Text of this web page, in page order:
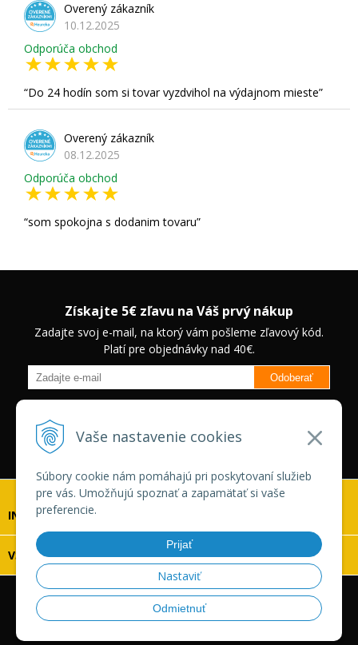
Vaše nastavenie cookies
Súbory cookie nám pomáhajú pri poskytovaní služieb
pre vás. Umožňujú spoznať a zapamätať si vaše
preferencie.
Prijať
Nastaviť
Odmietnuť
Overený zákazník
10.12.2025
Odporúča obchod
Do 24 hodín som si tovar vyzdvihol na výdajnom mieste
Overený zákazník
08.12.2025
Odporúča obchod
som spokojna s dodanim tovaru
Získajte 5€ zľavu na Váš prvý nákup
Zadajte svoj e-mail, na ktorý vám pošleme zľavový kód.
Platí pre objednávky nad 40€.
Odoberať
zľavách na vybrané produkty.
Neplatí pre Veľkoobchodných
zákazníkov.
INFOLINKA
VŠETKO O NÁKUPE
© 2026 Vaskonaradie.sk •tvorba eshopu cez UNIobchod
webhostingspoločnostiWEBYGROUP